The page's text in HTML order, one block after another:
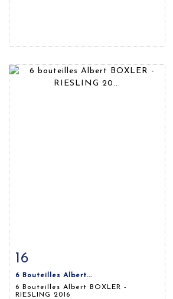
Fiche détaillée
16
6 Bouteilles Albert...
6 Bouteilles Albert BOXLER -
RIESLING 2016